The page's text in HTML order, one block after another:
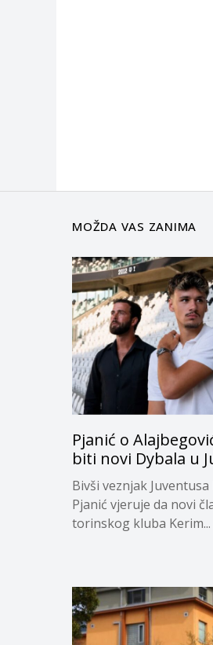
MOŽDA VAS ZANIMA
Pjanić o
biti novi Dybala u
Bivši veznjak
Pjanić vjeruje da novi
torinskog kluba Kerim...